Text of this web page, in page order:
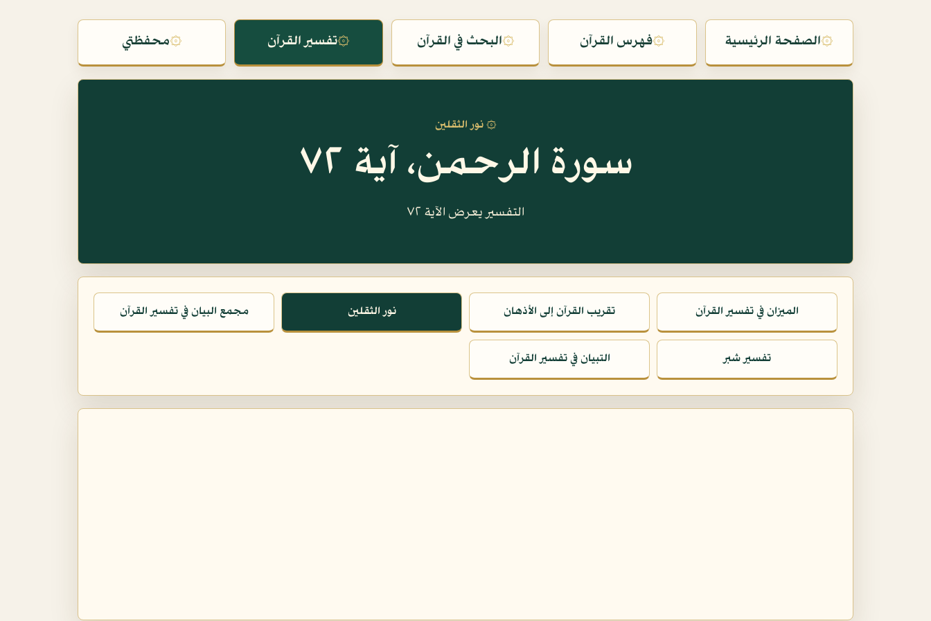
۞الصفحة الرئيسية ۞فهرس القرآن ۞البحث في القرآن ۞تفسير القرآن ۞محفظتي
۞ نور الثقلين
سورة الرحمن، آية ٧٢
التفسير يعرض الآية ٧٢
الميزان في تفسير القرآن تقريب القرآن إلى الأذهان نور الثقلين مجمع البيان في تفسير القرآن
تفسير شبر التبيان في تفسير القرآن